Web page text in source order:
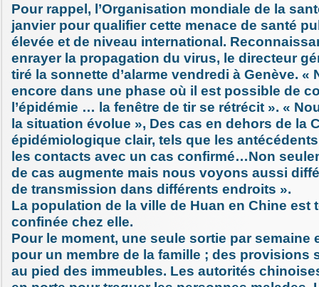
Pour rappel, l’Organisation mondiale de la
janvier pour qualifier cette menace de santé
élevée et de niveau international.
enrayer la propagation du virus, le directeur
tiré la sonnette d’alarme vendredi à Genève. «
encore dans une phase où il est possible de
l’épidémie … la fenêtre de tir se rétrécit ». «
la situation évolue », Des cas en dehors de la
épidémiologique clair, tels que les
les contacts avec un cas confirmé…Non
de cas augmente mais nous voyons aussi
de transmission dans différents endroits ».
La population de la ville de Huan en Chine est
confinée chez elle.
Pour le moment, une seule sortie par semaine
pour un membre de la famille ; des provisions
au pied des immeubles. Les autorités